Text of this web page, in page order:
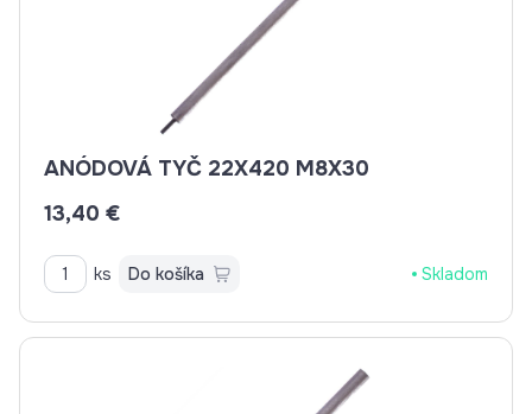
ANÓDOVÁ TYČ 22X420 M8X30
13,40 €
ks Do košíka Skladom